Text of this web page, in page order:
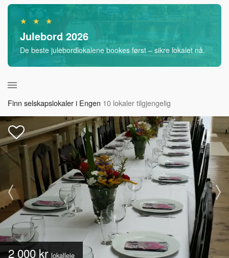
★ ★ ★
Julebord 2026
De beste julebordlokalene bookes først – sikre lokalet nå.
Finn selskapslokaler i Engen 10 lokaler tilgjengelig
2 000 kr lokalleie